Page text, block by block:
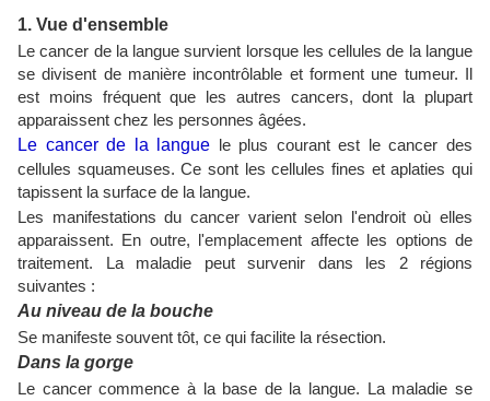
1. Vue d'ensemble
Le cancer de la langue survient lorsque les cellules de la langue
se divisent de manière incontrôlable et forment une tumeur. Il
est moins fréquent que les autres cancers, dont la plupart
apparaissent chez les personnes âgées.
Le cancer de la langue le plus courant est le cancer des
cellules squameuses. Ce sont les cellules fines et aplaties qui
tapissent la surface de la langue.
Les manifestations du cancer varient selon l'endroit où elles
apparaissent. En outre, l'emplacement affecte les options de
traitement. La maladie peut survenir dans les 2 régions
suivantes :
Au niveau de la bouche
Se manifeste souvent tôt, ce qui facilite la résection.
Dans la gorge
Le cancer commence à la base de la langue. La maladie se